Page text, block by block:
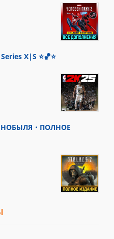
X|S ⭐🏀⭐
・ПОЛНОЕ